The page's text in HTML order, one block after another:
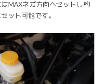
MAXネガ方向へセットし約
ット可能です。